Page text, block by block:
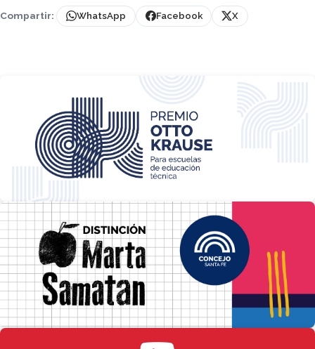
Compartir: WhatsApp Facebook X